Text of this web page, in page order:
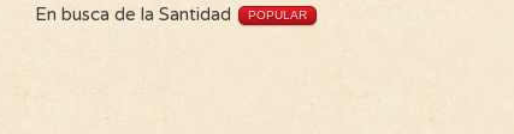
En busca de la Santidad POPULAR